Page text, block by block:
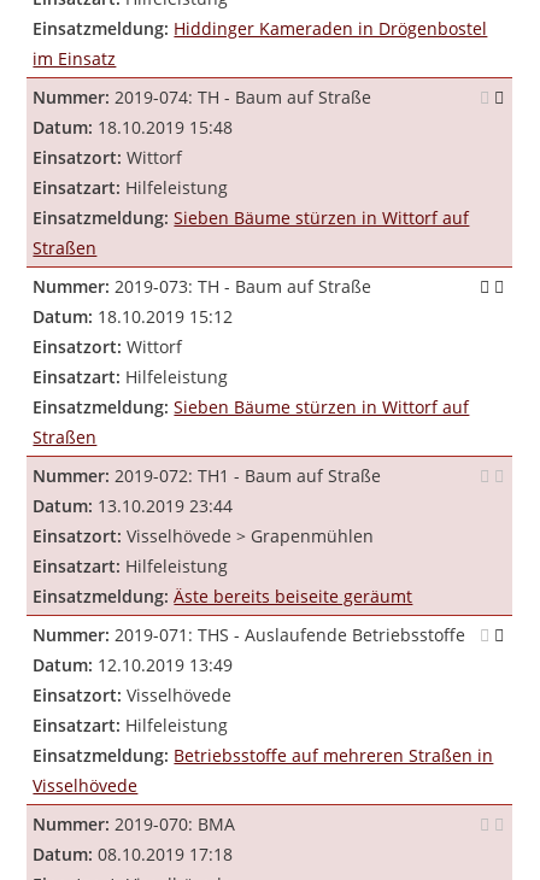
Einsatzmeldung: Hiddinger Kameraden in Drögenbostel
im Einsatz
Nummer: 2019-074: TH - Baum auf Straße
Datum: 18.10.2019 15:48
Einsatzort: Wittorf
Einsatzart: Hilfeleistung
Einsatzmeldung: Sieben Bäume stürzen in Wittorf auf
Straßen
Nummer: 2019-073: TH - Baum auf Straße
Datum: 18.10.2019 15:12
Einsatzort: Wittorf
Einsatzart: Hilfeleistung
Einsatzmeldung: Sieben Bäume stürzen in Wittorf auf
Straßen
Nummer: 2019-072: TH1 - Baum auf Straße
Datum: 13.10.2019 23:44
Einsatzort: Visselhövede > Grapenmühlen
Einsatzart: Hilfeleistung
Einsatzmeldung: Äste bereits beiseite geräumt
Nummer: 2019-071: THS - Auslaufende Betriebsstoffe
Datum: 12.10.2019 13:49
Einsatzort: Visselhövede
Einsatzart: Hilfeleistung
Einsatzmeldung: Betriebsstoffe auf mehreren Straßen in
Visselhövede
Nummer: 2019-070: BMA
Datum: 08.10.2019 17:18